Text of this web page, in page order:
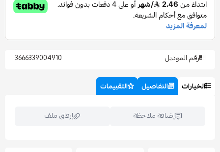
3666339004910
التفاصيل التقييمات
إضافة ملاحظة